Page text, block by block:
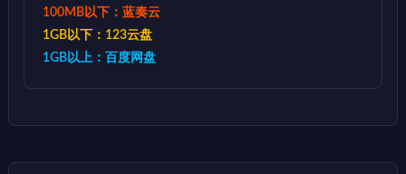
100MB以下：蓝奏云
1GB以下：123云盘
1GB以上：百度网盘